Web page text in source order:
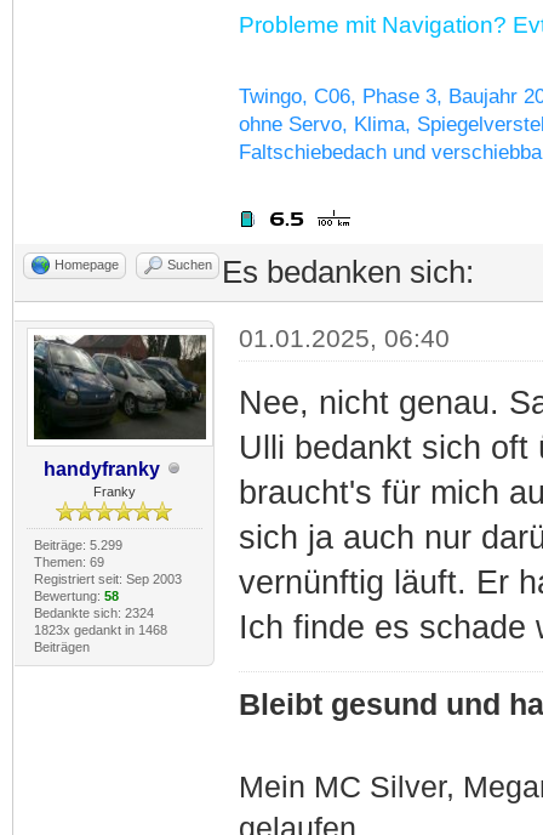
Probleme mit Navigation?
Twingo, C06, Phase 3, Baujahr
ohne Servo, Klima,
Faltschiebedach und
Homepage Suchen Es bedanken sich:
handyfranky
Franky
Beiträge: 5.299
Themen: 69
Registriert seit: Sep 2003
Bewertung: 58
Bedankte sich: 2324
1823x gedankt in 1468
Beiträgen
01.01.2025, 06:40
Nee, nicht genau.
Ulli bedankt sich oft
braucht's für mich
sich ja auch nur
vernünftig läuft. Er
Ich finde es schade
Bleibt gesund und
Mein MC Silver,
gelaufen